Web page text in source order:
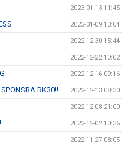
2023-01-13 11:45
2023-01-09 13:04
2022-12-30 15:44
2022-12-22 10:02
2022-12-16 09:16
BK30!! 2022-12-13 08:30
2022-12-08 21:00
2022-12-02 10:36
2022-11-27 08:05